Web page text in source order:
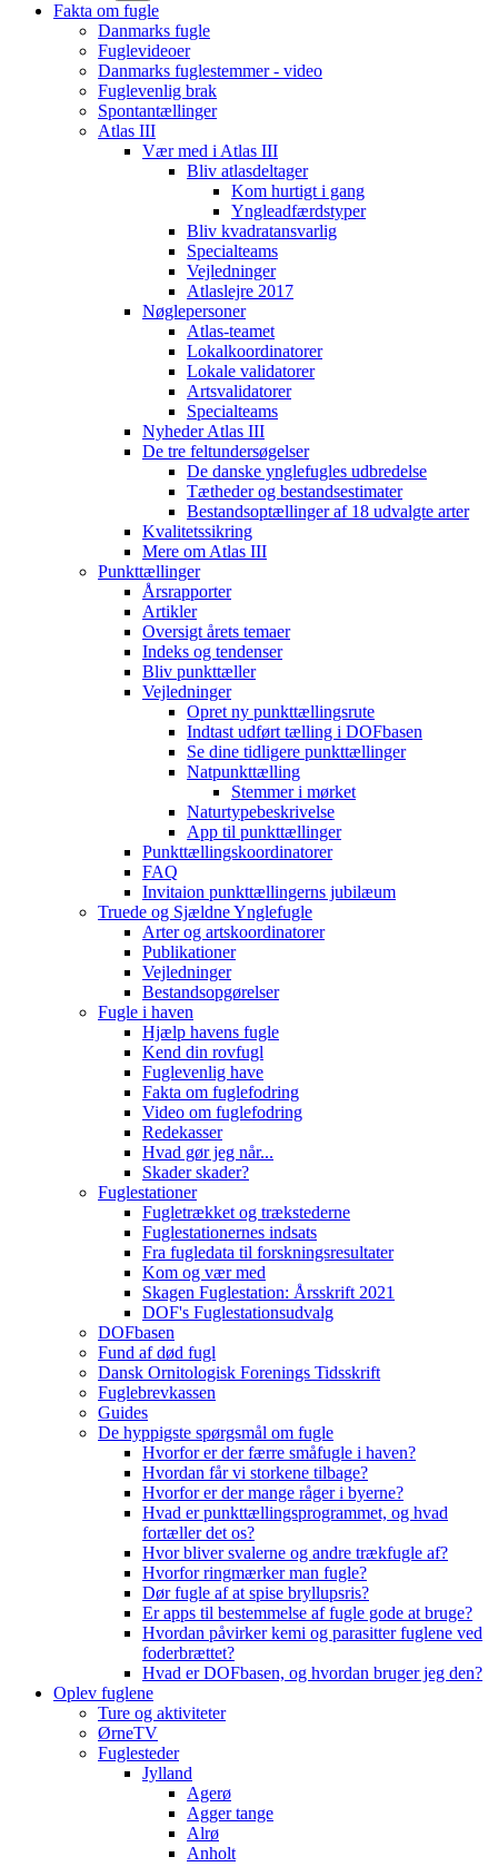
Fakta om fugle
Danmarks fugle
Fuglevideoer
Danmarks fuglestemmer - video
Fuglevenlig brak
Spontantællinger
Atlas III
Vær med i Atlas III
Bliv atlasdeltager
Kom hurtigt i gang
Yngleadfærdstyper
Bliv kvadratansvarlig
Specialteams
Vejledninger
Atlaslejre 2017
Nøglepersoner
Atlas-teamet
Lokalkoordinatorer
Lokale validatorer
Artsvalidatorer
Specialteams
Nyheder Atlas III
De tre feltundersøgelser
De danske ynglefugles udbredelse
Tætheder og bestandsestimater
Bestandsoptællinger af 18 udvalgte arter
Kvalitetssikring
Mere om Atlas III
Punkttællinger
Årsrapporter
Artikler
Oversigt årets temaer
Indeks og tendenser
Bliv punkttæller
Vejledninger
Opret ny punkttællingsrute
Indtast udført tælling i DOFbasen
Se dine tidligere punkttællinger
Natpunkttælling
Stemmer i mørket
Naturtypebeskrivelse
App til punkttællinger
Punkttællingskoordinatorer
FAQ
Invitaion punkttællingerns jubilæum
Truede og Sjældne Ynglefugle
Arter og artskoordinatorer
Publikationer
Vejledninger
Bestandsopgørelser
Fugle i haven
Hjælp havens fugle
Kend din rovfugl
Fuglevenlig have
Fakta om fuglefodring
Video om fuglefodring
Redekasser
Hvad gør jeg når...
Skader skader?
Fuglestationer
Fugletrækket og trækstederne
Fuglestationernes indsats
Fra fugledata til forskningsresultater
Kom og vær med
Skagen Fuglestation: Årsskrift 2021
DOF's Fuglestationsudvalg
DOFbasen
Fund af død fugl
Dansk Ornitologisk Forenings Tidsskrift
Fuglebrevkassen
Guides
De hyppigste spørgsmål om fugle
Hvorfor er der færre småfugle i haven?
Hvordan får vi storkene tilbage?
Hvorfor er der mange råger i byerne?
Hvad er punkttællingsprogrammet, og hvad
fortæller det os?
Hvor bliver svalerne og andre trækfugle af?
Hvorfor ringmærker man fugle?
Dør fugle af at spise bryllupsris?
Er apps til bestemmelse af fugle gode at bruge?
Hvordan påvirker kemi og parasitter fuglene ved
foderbrættet?
Hvad er DOFbasen, og hvordan bruger jeg den?
Oplev fuglene
Ture og aktiviteter
ØrneTV
Fuglesteder
Jylland
Agerø
Agger tange
Alrø
Anholt